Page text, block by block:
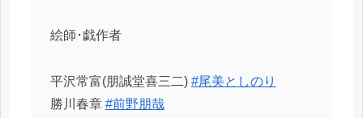
絵師･戯作者
平沢常富(朋誠堂喜三二) #尾美としのり
勝川春章 #前野朋哉